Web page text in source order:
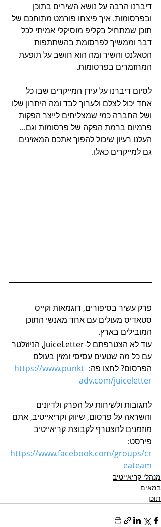
דיברנו הרבה על נושא השירים בתוכן
ובפרסומות. איך פיצחו פורמט מתוחכם של
תוכן שמתחיל בקליפ מוסיקלי אמיתי לכל
דבר וממשיך לפרסומת בהשתתפות
הטאלנט והשיר ומה הוא חושב על תופעת
המחזמרים בפרסומות.
לסיום דיברנו על עידן המייקרים שבו כל
אחד יכול לצלם ולערוך לבד ומה היתרון שלו
ושל החברה כמי שמצליחים לייצר הפקות
פרמיום ברמת הפקה של פרסומות וגם...
העלנו רעיון שיכול להפוך אתכם המאזינים
גם למייקרים כאלו.
פרק עשיר בסיפורים, דוגמאות וקייס
סטאדיס מעולים עם אחד מאנשי התוכן
המובילים בארץ.
עוד לא הצטרפתם ל-JuiceLetter, הניוזלטר
עם כל מה שטעים עסיסי ומזין בעולם
הפרסום? לחצו פה: https://www.punkt-
adv.com/juiceletter
לתגובות ולשיחות על הפרק ולדיונים
והשראה על פרסום, שיווק וקריאייטיב, אתם
מוזמנים להצטרף לקבוצת קריאייטיב
פירסט:
https://www.facebook.com/groups/cr
eateam
מנהלי קריאייטיב
במאים
תוכן